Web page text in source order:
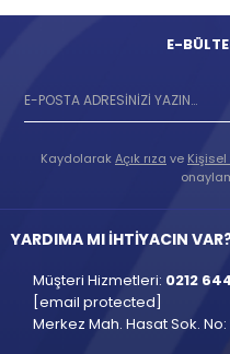
E-
KaydolarakAçık rıza ve
YARDIMA MI İHTİYACIN
Müşteri Hizmetleri: 0212
[email protected]
Merkez Mah. Hasat Sok.